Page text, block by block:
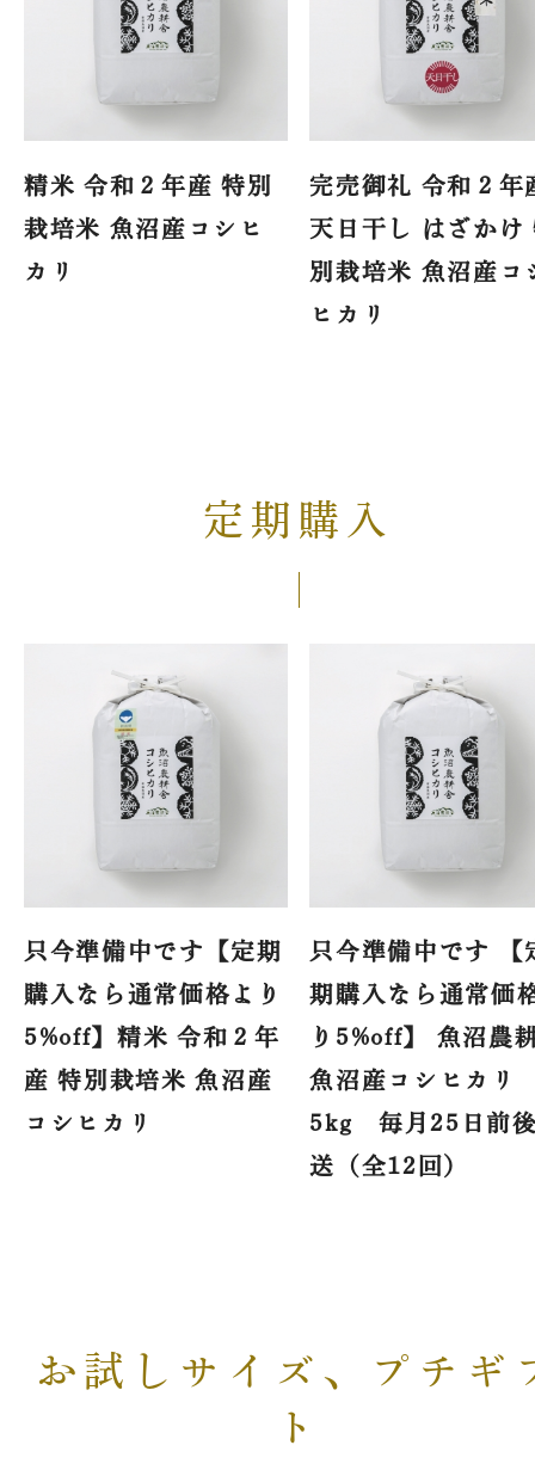
精米 令和２年産 特別
栽培米 魚沼産コシヒ
カリ
完売御礼 令和２年
天日干し はざかけ
別栽培米 魚沼産コ
ヒカリ
定期購入
只今準備中です【定期
購入なら通常価格より
5%off】精米 令和２年
産 特別栽培米 魚沼産
コシヒカリ
只今準備中です 【
期購入なら通常価
り5%off】 魚沼農
魚沼産コシヒカリ
5kg 毎月25日前
送（全12回）
お試しサイズ、プチギ
ト